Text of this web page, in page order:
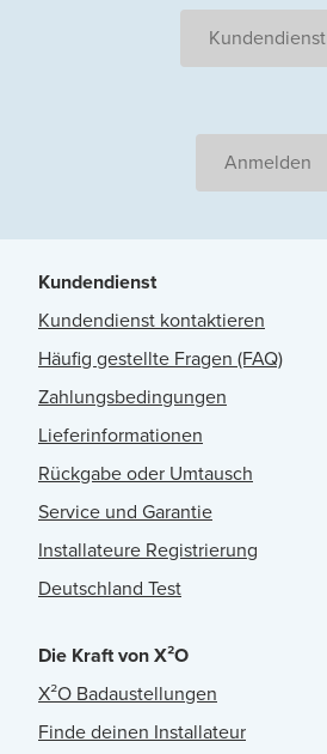
Kundendienst
Anmelden
Kundendienst
Kundendienst kontaktieren
Häufig gestellte Fragen (FAQ)
Zahlungsbedingungen
Lieferinformationen
Rückgabe oder Umtausch
Service und Garantie
Installateure Registrierung
Deutschland Test
Die Kraft von X²O
X²O Badaustellungen
Finde deinen Installateur